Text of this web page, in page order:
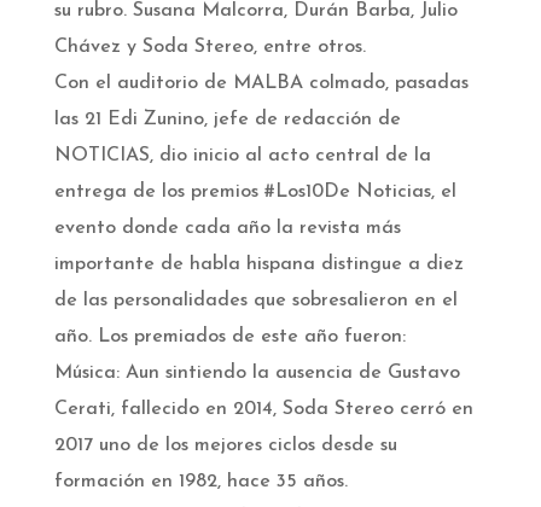
su rubro. Susana Malcorra, Durán Barba, Julio
Chávez y Soda Stereo, entre otros.
Con el auditorio de MALBA colmado, pasadas
las 21 Edi Zunino, jefe de redacción de
NOTICIAS, dio inicio al acto central de la
entrega de los premios #Los10De Noticias, el
evento donde cada año la revista más
importante de habla hispana distingue a diez
de las personalidades que sobresalieron en el
año. Los premiados de este año fueron:
Música: Aun sintiendo la ausencia de Gustavo
Cerati, fallecido en 2014, Soda Stereo cerró en
2017 uno de los mejores ciclos desde su
formación en 1982, hace 35 años.